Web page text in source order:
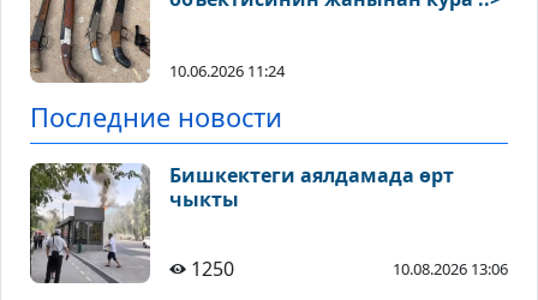
10.06.2026 11:24
Последние новости
Бишкектеги аялдамада өрт
чыкты
1250 10.08.2026 13:06